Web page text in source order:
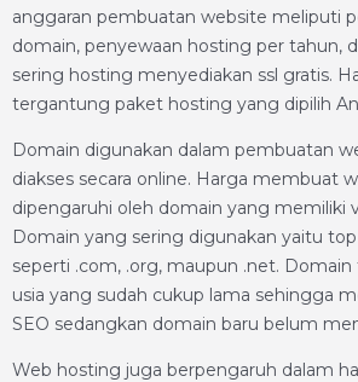
anggaran pembuatan website meliputi
domain, penyewaan hosting per tahun,
sering hosting menyediakan ssl gratis.
tergantung paket hosting yang dipilih
Domain digunakan dalam pembuatan
diakses secara online. Harga membuat
dipengaruhi oleh domain yang memiliki
Domain yang sering digunakan yaitu
seperti .com, .org, maupun .net.
usia yang sudah cukup lama sehingga
SEO sedangkan domain baru belum
Web hosting juga berpengaruh dalam